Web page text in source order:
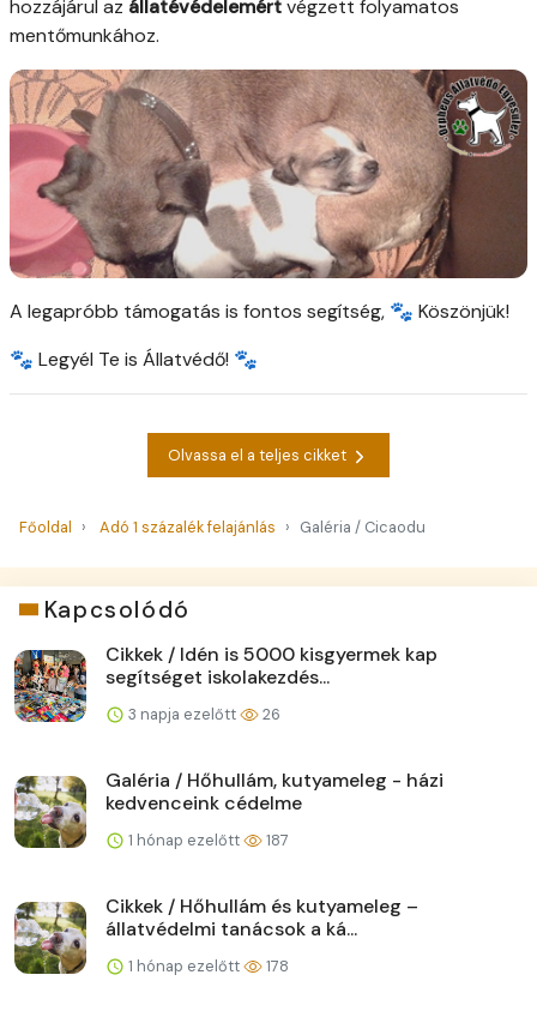
hozzájárul az állatévédelemértvégzett folyamatos
mentőmunkához.
A legapróbb támogatás is fontos segítség, 🐾 Köszönjük!
🐾 Legyél Te is Állatvédő! 🐾
Olvassa el a teljes cikket
Főoldal Adó 1 százalék felajánlás Galéria / Cicaodu
Kapcsolódó
Cikkek / Idén is 5000 kisgyermek kap
segítséget iskolakezdés...
3 napja ezelőtt 26
Galéria / Hőhullám, kutyameleg - házi
kedvenceink cédelme
1 hónap ezelőtt 187
Cikkek / Hőhullám és kutyameleg –
állatvédelmi tanácsok a ká...
1 hónap ezelőtt 178